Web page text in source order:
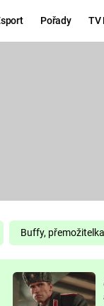
Pořady TV
Buffy,